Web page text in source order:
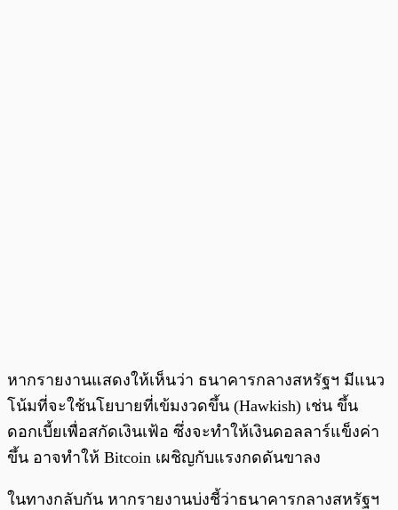
หากรายงานแสดงให้เห็นว่า ธนาคารกลางสหรัฐฯ มีแนว
โน้มที่จะใช้นโยบายที่เข้มงวดขึ้น (Hawkish) เช่น ขึ้น
ดอกเบี้ยเพื่อสกัดเงินเฟ้อ ซึ่งจะทำให้เงินดอลลาร์แข็งค่า
ขึ้น อาจทำให้ Bitcoin เผชิญกับแรงกดดันขาลง
ในทางกลับกัน หากรายงานบ่งชี้ว่าธนาคารกลางสหรัฐฯ